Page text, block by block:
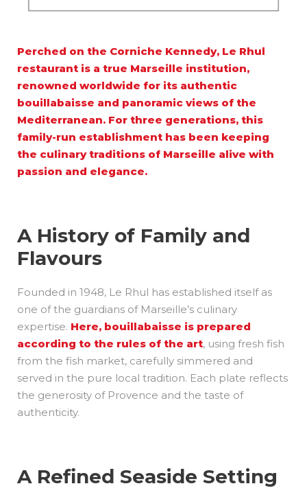
Perched on the Corniche Kennedy, Le Rhul
restaurant is a true Marseille institution,
renowned worldwide for its authentic
bouillabaisse and panoramic views of the
Mediterranean. For three generations, this
family-run establishment has been keeping
the culinary traditions of Marseille alive with
passion and elegance.
A History of Family and
Flavours
Founded in 1948, Le Rhul has established itself as
one of the guardians of Marseille’s culinary
expertise. Here, bouillabaisse is prepared
according to the rules of the art, using fresh fish
from the fish market, carefully simmered and
served in the pure local tradition. Each plate reflects
the generosity of Provence and the taste of
authenticity.
A Refined Seaside Setting